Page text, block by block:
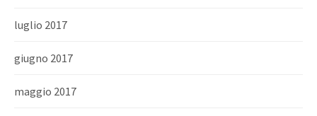
luglio 2017
giugno 2017
maggio 2017